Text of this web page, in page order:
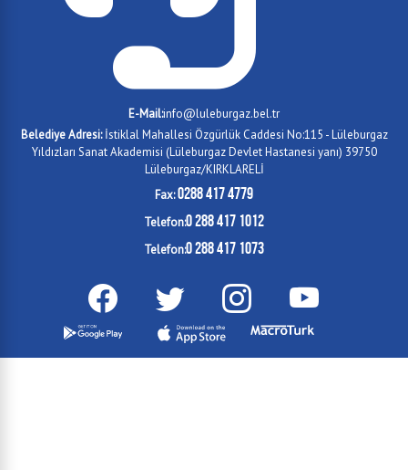
E-Mail:info@luleburgaz.bel.tr
Belediye Adresi:İstiklal Mahallesi Özgürlük Caddesi No:115 - Lüleburgaz
Yıldızları Sanat Akademisi (Lüleburgaz Devlet Hastanesi yanı) 39750
Lüleburgaz/KIRKLARELİ
Fax:0288 417 4779
Telefon:0 288 417 1012
Telefon:0 288 417 1073